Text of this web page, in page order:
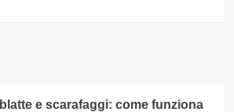
e scarafaggi: come funziona